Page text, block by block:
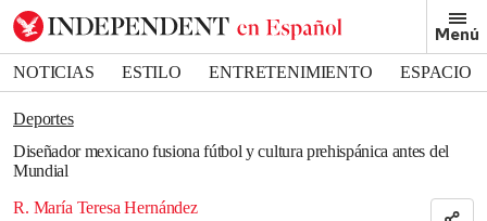
Menú
NOTICIAS ESTILO ENTRETENIMIENTO
ESPACIO
DEPORTES
Deportes
Diseñador mexicano fusiona fútbol y cultura prehispánica antes del
Mundial
R. María Teresa Hernández
Bookmark popover
Removed from bookmarks
Close popover